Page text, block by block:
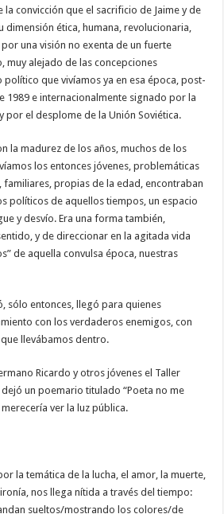
la convicción que el sacrificio de Jaime y de
dimensión ética, humana, revolucionaria,
una visión no exenta de un fuerte
muy alejado de las concepciones
que vivíamos ya en esa época, post-
1989 e internacionalmente signado por la
por el desplome de la Unión Soviética.
la madurez de los años, muchos de los
los entonces jóvenes, problemáticas
familiares, propias de la edad, encontraban
políticos de aquellos tiempos, un espacio
y desvío. Era una forma también,
y de direccionar en la agitada vida
de aquella convulsa época, nuestras
sólo entonces, llegó para quienes
con los verdaderos enemigos, con
llevábamos dentro.
Ricardo y otros jóvenes el Taller
un poemario titulado “Poeta no me
ver la luz pública.
la temática de la lucha, el amor, la muerte,
nos llega nítida a través del tiempo:
sueltos/mostrando los colores/de